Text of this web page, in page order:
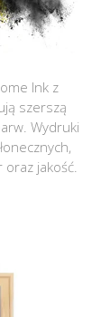
Ink z
szerszą
Wydruki
oraz jakość.